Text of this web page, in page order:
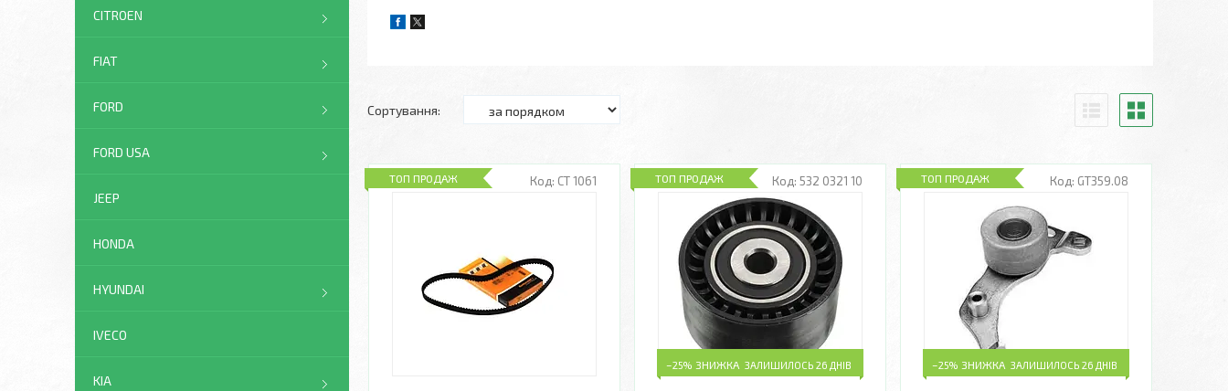
CT 1061
ТОП ПРОДАЖ 532 0321 10
ТОП ПРОДАЖ
–25% ЗАЛИШИЛОСЬ 26 ДНІВ
GT359.08
ТОП ПРОДАЖ
–25% ЗАЛИШИЛОСЬ 26 ДНІВ
CITROEN
FIAT
FORD
FORD USA
JEEP
HONDA
HYUNDAI
IVECO
KIA